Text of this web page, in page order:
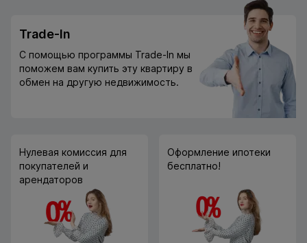
Trade-In
С помощью программы Trade-In мы
поможем вам купить эту квартиру в
обмен на другую недвижимость.
Нулевая комиссия для
покупателей и
арендаторов
Оформление ипотеки
бесплатно!